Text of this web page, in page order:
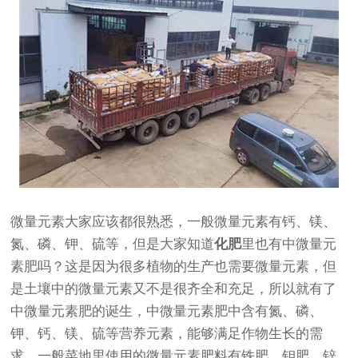
微量元素大家应该都很熟悉，一般微量元素有钙、镁、
氮、磷、钾、硫等，但是大家知道化肥里也有中微量元
素肥吗？这是因为很多植物的生产也需要微量元素，但
是土壤中的微量元素又不是很齐全和充足，所以就有了
中微量元素肥的诞生，中微量元素肥中含有氮、磷、
钾、钙、镁、硫等营养元素，能够满足作物生长的需